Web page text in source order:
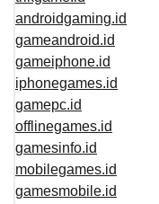
androidgaming.id
gameandroid.id
gameiphone.id
iphonegames.id
gamepc.id
offlinegames.id
gamesinfo.id
mobilegames.id
gamesmobile.id